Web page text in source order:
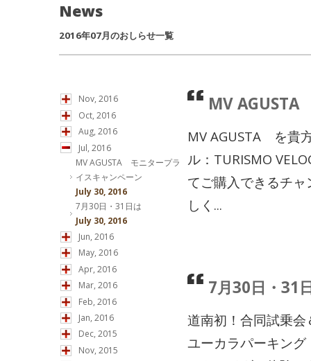
News
2016年07月のおしらせ一覧
Nov, 2016
Oct, 2016
Aug, 2016
Jul, 2016
MV AGUSTA モニタープラ
イスキャンペーン
July 30, 2016
7月30日・31日は
July 30, 2016
Jun, 2016
May, 2016
Apr, 2016
Mar, 2016
Feb, 2016
Jan, 2016
Dec, 2015
Nov, 2015
MV
MV AGUSTA を貴
ル：TURISMO
てご購入できるチ
しく...
7月30日・31
道南初！合同試乗
ユーカラパーキン